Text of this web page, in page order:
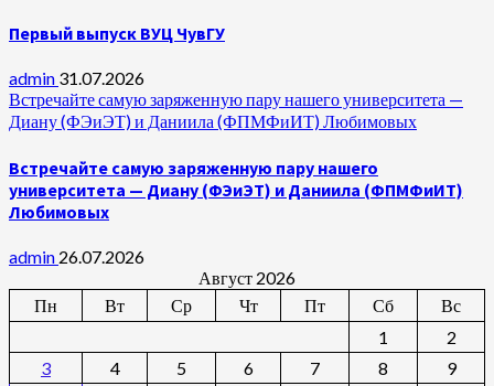
Первый выпуск ВУЦ ЧувГУ
admin 31.07.2026
Встречайте самую заряженную пару нашего университета —
Диану (ФЭиЭТ) и Даниила (ФПМФиИТ) Любимовых
Встречайте самую заряженную пару нашего
университета — Диану (ФЭиЭТ) и Даниила (ФПМФиИТ)
Любимовых
admin 26.07.2026
Август 2026
Пн
Вт Ср Чт Пт Сб
Вс
1
2
3
4 5 6 7 8
9